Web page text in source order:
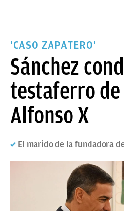
'CASO ZAPATERO'
Sánchez
testaferro de
Alfonso X
El marido de la fundadora